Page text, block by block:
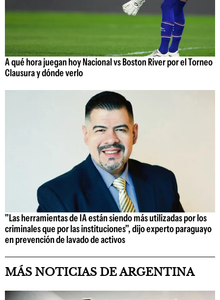
A qué hora juegan hoy Nacional vs Boston River por el Torneo
Clausura y dónde verlo
"Las herramientas de IA están siendo más utilizadas por los
criminales que por las instituciones", dijo experto paraguayo
en prevención de lavado de activos
MÁS NOTICIAS DE ARGENTINA